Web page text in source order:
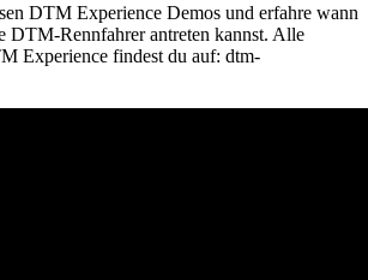
DTM Experience Demos und erfahre wann
DTM-Rennfahrer antreten kannst. Alle
Experience findest du auf: dtm-